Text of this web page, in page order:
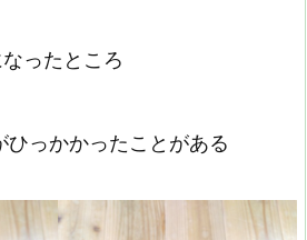
ったところ
ひっかかったことがある